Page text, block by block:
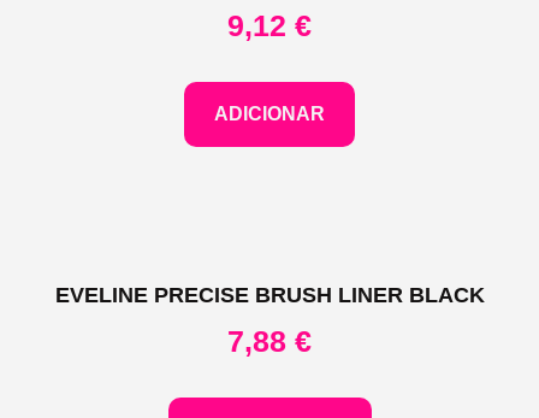
9,12 €
ADICIONAR
EVELINE PRECISE BRUSH LINER BLACK
7,88 €